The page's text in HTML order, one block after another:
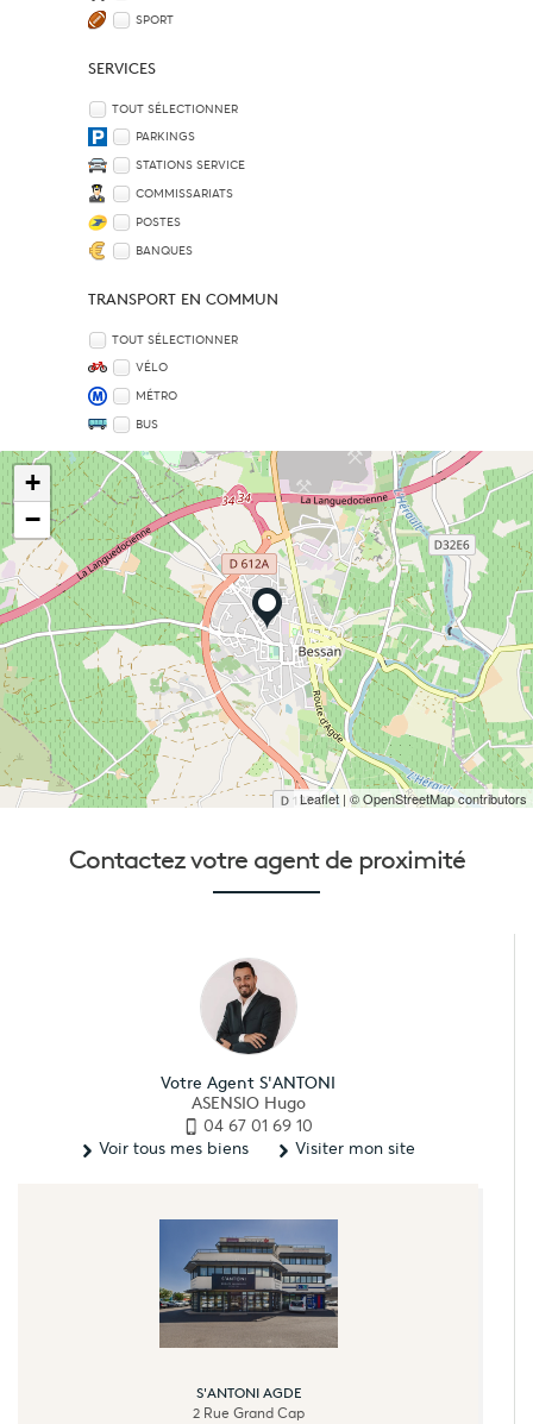
SPORT
SERVICES
TOUT SÉLECTIONNER
PARKINGS
STATIONS SERVICE
COMMISSARIATS
POSTES
BANQUES
TRANSPORT EN COMMUN
TOUT SÉLECTIONNER
VÉLO
MÉTRO
BUS
+
−
Leaflet | © OpenStreetMap contributors
Contactez votre agent de proximité
Votre Agent S'ANTONI
ASENSIO Hugo
04 67 01 69 10
Voir tous mes biens
Visiter mon site
S'ANTONI AGDE
2 Rue Grand Cap